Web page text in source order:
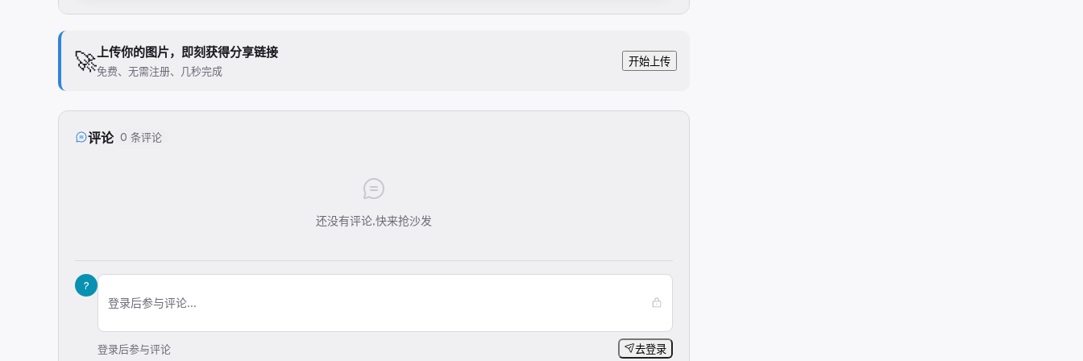
🚀上传你的图片，即刻获得分享链接
免费、无需注册、几秒完成
开始上传
评论 0 条评论
还没有评论,快来抢沙发
?
登录后参与评论...
登录后参与评论 去登录